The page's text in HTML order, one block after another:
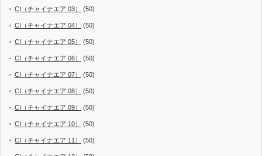
CI（チャイナエア 03） (50)
CI（チャイナエア 04） (50)
CI（チャイナエア 05） (50)
CI（チャイナエア 06） (50)
CI（チャイナエア 07） (50)
CI（チャイナエア 08） (50)
CI（チャイナエア 09） (50)
CI（チャイナエア 10） (50)
CI（チャイナエア 11） (50)